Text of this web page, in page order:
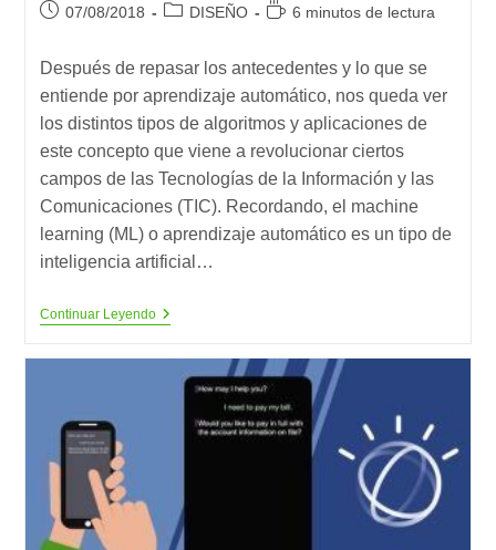
Publicación
entrada:
07/08/2018
Categoría
entrada:
DISEÑO
Tiempo6 minutos de lectura
Después de repasar los antecedentes y lo que se
entiende por aprendizaje automático, nos queda ver
los distintos tipos de algoritmos y aplicaciones de
este concepto que viene a revolucionar ciertos
campos de las Tecnologías de la Información y las
Comunicaciones (TIC). Recordando, el machine
learning (ML) o aprendizaje automático es un tipo de
inteligencia artificial…
Continuar LeyendoEl
Industria